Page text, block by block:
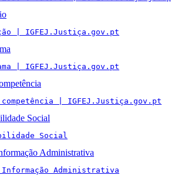
| IGFEJ.Justiça.gov.pt
| IGFEJ.Justiça.gov.pt
competência | IGFEJ.Justiça.gov.pt
Social
Social
Administrativa
Informação Administrativa